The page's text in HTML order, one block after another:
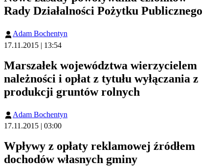
Rady Działalności Pożytku Publicznego
Adam Bochentyn
17.11.2015 | 13:54
Marszałek województwa wierzycielem
należności i opłat z tytułu wyłączania z
produkcji gruntów rolnych
Adam Bochentyn
17.11.2015 | 03:00
Wpływy z opłaty reklamowej źródłem
dochodów własnych gminy